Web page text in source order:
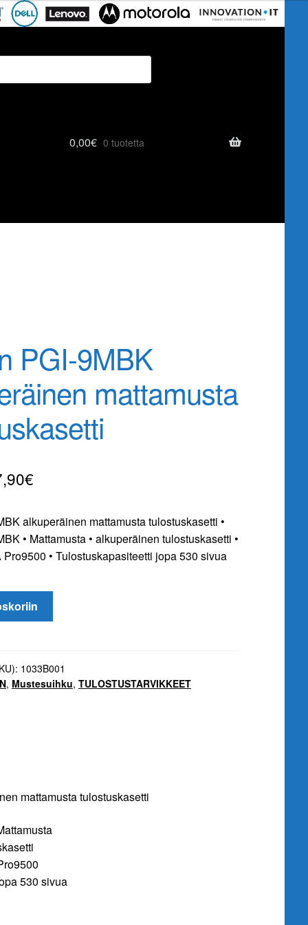
0,00€ 0 tuotetta
PGI-9MBK
mattamusta
€Nykyinen
on:
17,90€.
alkuperäinen mattamusta tulostuskasetti •
• Mattamusta • alkuperäinen tulostuskasetti •
• Tulostuskapasiteetti jopa 530 sivua
1033B001
, Mustesuihku, TULOSTUSTARVIKKEET
mattamusta tulostuskasetti
530 sivua